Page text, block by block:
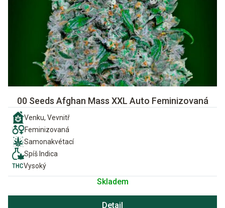
00 Seeds Afghan Mass XXL Auto Feminizovaná
Venku, Vevnitř
Feminizovaná
Samonakvétací
Spíš Indica
Vysoký
Skladem
Detail